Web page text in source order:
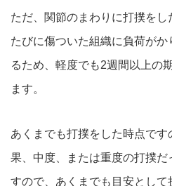
ただ、関節のまわりに打撲を
たびに傷ついた組織に負荷が
るため、軽度でも2週間以上の
ます。
あくまでも打撲をした時点で
果、中度、または重度の打撲だ
すので、あくまでも目安として